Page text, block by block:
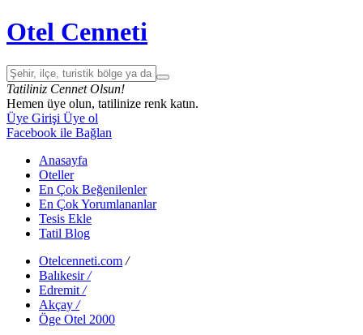
Otel Cenneti
Tatiliniz Cennet Olsun!
Hemen üye olun, tatilinize renk katın.
Üye Girişi Üye ol
Facebook ile Bağlan
Anasayfa
Oteller
En Çok Beğenilenler
En Çok Yorumlananlar
Tesis Ekle
Tatil Blog
Otelcenneti.com /
Balıkesir /
Edremit /
Akçay /
Öge Otel 2000